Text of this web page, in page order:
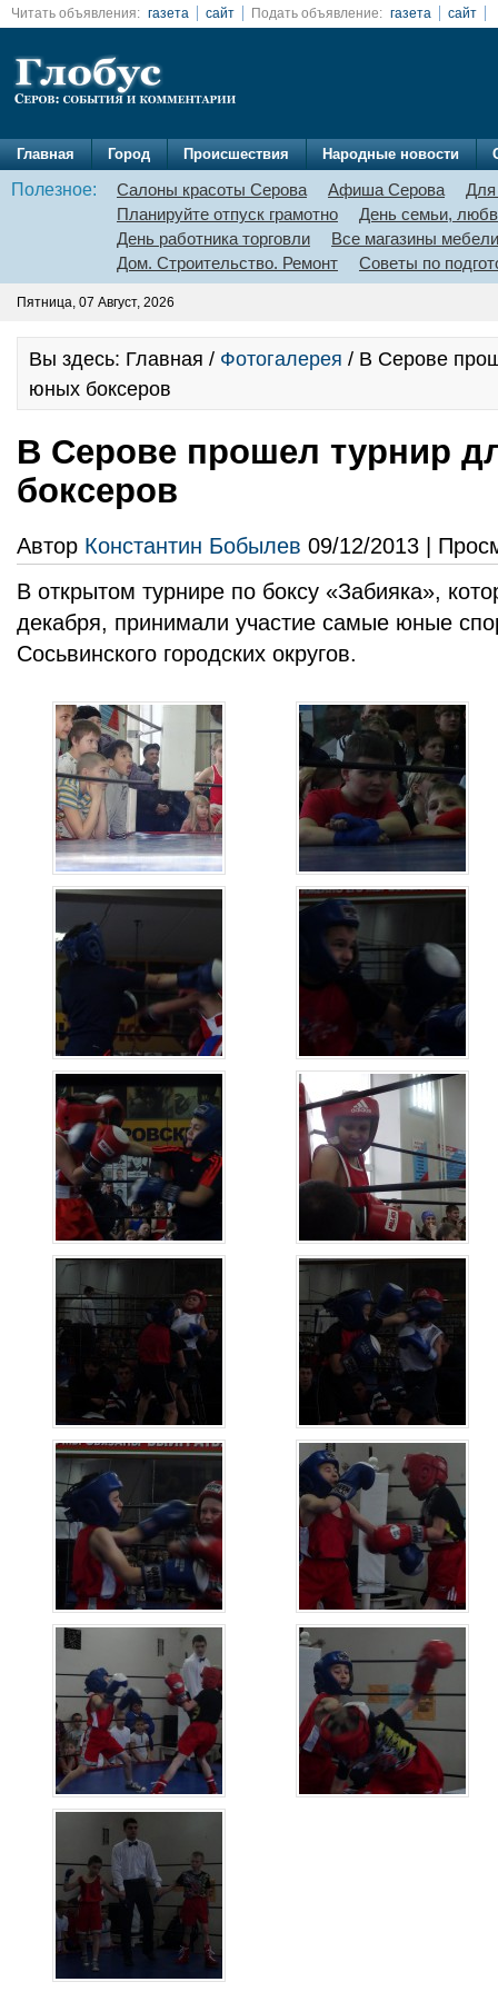
Читать объявления: газета сайт Подать объявление: газета сайт
Главная Город Происшествия Народные новости
Полезное: Салоны красоты Серова Афиша Серова
Для
Планируйте отпуск грамотно
День семьи,
День работника торговли
Все магазины мебели
Дом. Строительство. Ремонт
Советы по
Пятница, 07 Август, 2026
Вы здесь: Главная / Фотогалерея / В Серове
юных боксеров
В Серове прошел турнир
боксеров
Автор Константин Бобылев 09/12/2013 |
В открытом турнире по боксу «Забияка»,
декабря, принимали участие самые юные
Сосьвинского городских округов.